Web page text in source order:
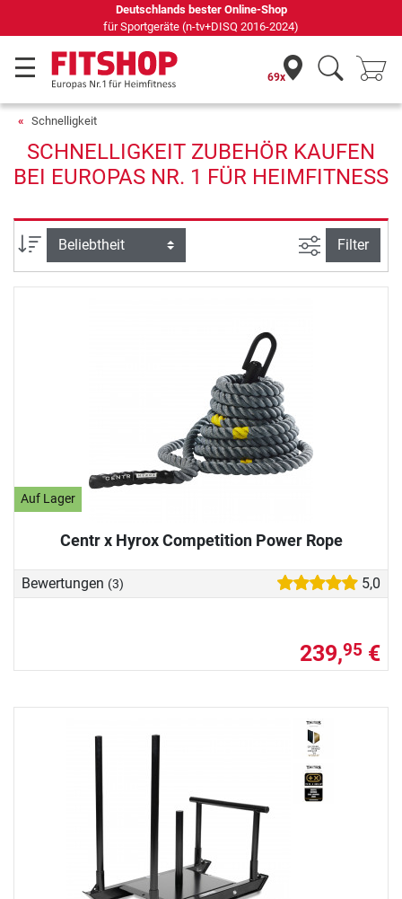
Deutschlands bester Online-Shop
für Sportgeräte (n-tv+DISQ 2016-2024)
69x
Schnelligkeit
SCHNELLIGKEIT ZUBEHÖR KAUFEN
BEI EUROPAS NR. 1 FÜR HEIMFITNESS
Sortierung Ansicht
Filter
Auf Lager
Centr x Hyrox Competition Power Rope
Bewertungen (3) 5,0
239,95 €